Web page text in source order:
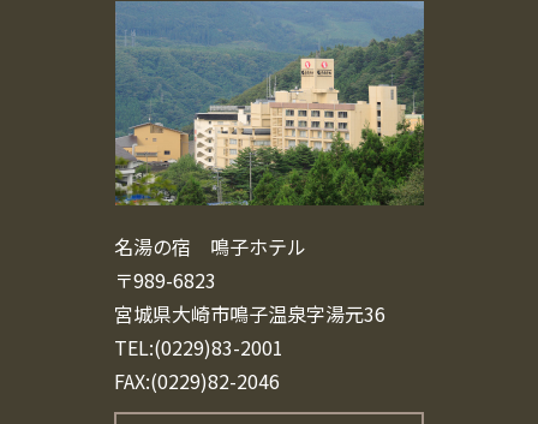
名湯の宿 鳴子ホテル
〒989-6823
宮城県大崎市鳴子温泉字湯元36
TEL:(0229)83-2001
FAX:(0229)82-2046